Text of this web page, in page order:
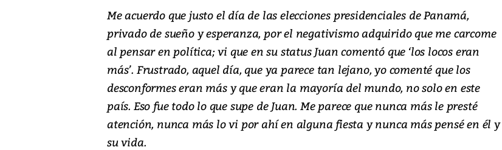
Me acuerdo que justo el día de las elecciones presidenciales de Panamá,
privado de sueño y esperanza, por el negativismo adquirido que me carcome
al pensar en política; vi que en su status Juan comentó que ‘los locos eran
más’. Frustrado, aquel día, que ya parece tan lejano, yo comenté que los
desconformes eran más y que eran la mayoría del mundo, no solo en este
país. Eso fue todo lo que supe de Juan. Me parece que nunca más le presté
atención, nunca más lo vi por ahí en alguna fiesta y nunca más pensé en él y
su vida.